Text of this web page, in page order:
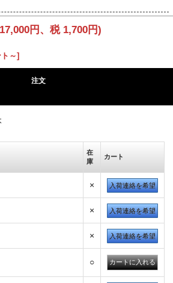
円、税 1,700円)
～]
注文
在
庫
カート
× 入荷連絡を希望
× 入荷連絡を希望
× 入荷連絡を希望
○